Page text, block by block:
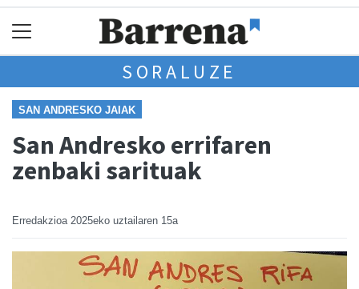
SORALUZE
SAN ANDRESKO JAIAK
San Andresko errifaren
zenbaki sarituak
Erredakzioa 2025eko uztailaren 15a